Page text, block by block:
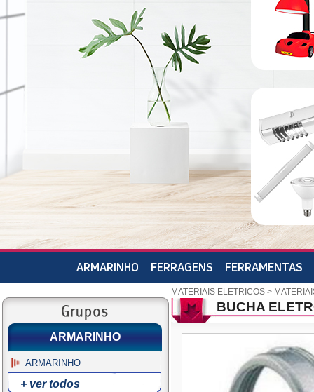
ARMARINHO FERRAGENS FERRAMENTAS
ARMARINHO
ARMARINHO
+ ver todos
MATERIAIS ELETRICOS >
BUCHA